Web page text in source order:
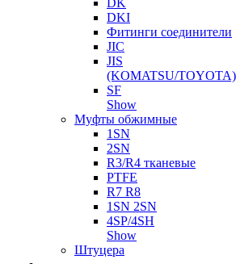
DK
DKI
Фитинги соединители
JIC
JIS
(KOMATSU/TOYOTA)
SF
Show
Муфты обжимные
1SN
2SN
R3/R4 тканевые
PTFE
R7 R8
1SN 2SN
4SP/4SH
Show
Штуцера